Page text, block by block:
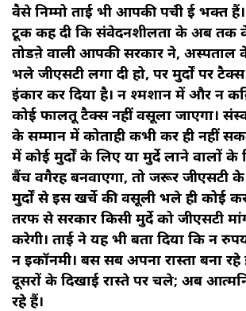
वैसे निम्मो ताई भी आपकी पहुंची हुई भक्त
टूक कह दी कि संवेदनशीलता के अब तक के
तोडऩे वाली आपकी सरकार ने, अस्पताल
भले जीएसटी लगा दी हो, पर मुर्दों पर
इंकार कर दिया है। न श्मशान में और न
कोई फालतू टैक्स नहीं वसूला जाएगा।
के सम्मान में कोताही कभी कर ही नहीं
में कोई मुर्दों के लिए या मुर्दे लाने वालों के
बैंच वगैरह बनवाएगा, तो जरूर जीएसटी
मुर्दों से इस खर्चे की वसूली भले ही कोई
तरफ से सरकार किसी मुर्दे को जीएसटी
करेगी। ताई ने यह भी बता दिया कि न
न इकॉनमी। बस सब अपना रास्ता बना रहे
दूसरों के दिखाई रास्ते पर चले; अब
रहे हैं।